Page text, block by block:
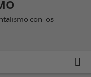
con los
